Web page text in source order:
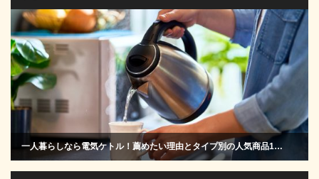
一人暮らしなら電気ケトル！薦めたい理由とタイプ別の人気商品1…